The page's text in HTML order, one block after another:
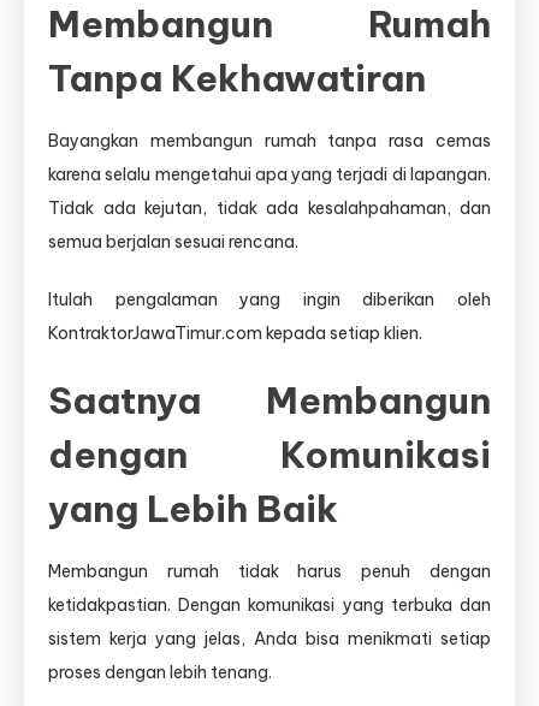
Membangun Rumah
Tanpa Kekhawatiran
Bayangkan membangun rumah tanpa rasa cemas
karena selalu mengetahui apa yang terjadi di lapangan.
Tidak ada kejutan, tidak ada kesalahpahaman, dan
semua berjalan sesuai rencana.
Itulah pengalaman yang ingin diberikan oleh
KontraktorJawaTimur.com kepada setiap klien.
Saatnya Membangun
dengan Komunikasi
yang Lebih Baik
Membangun rumah tidak harus penuh dengan
ketidakpastian. Dengan komunikasi yang terbuka dan
sistem kerja yang jelas, Anda bisa menikmati setiap
proses dengan lebih tenang.